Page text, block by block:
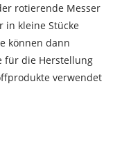
rotierende Messer
in kleine Stücke
können dann
für die Herstellung
verwendet